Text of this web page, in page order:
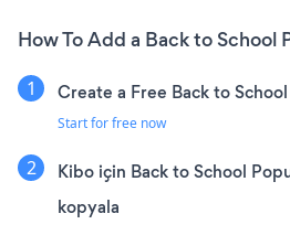
How To Add a Back to School
Create a Free Back to
Start for free now
Kibo için Back to School
kopyala